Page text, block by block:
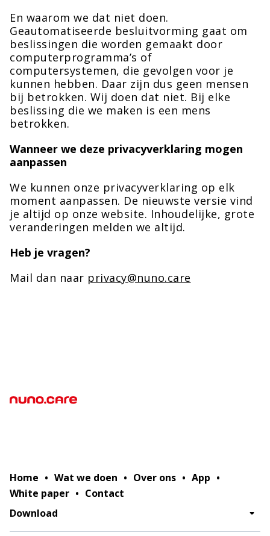
En waarom we dat niet doen.
Geautomatiseerde besluitvorming gaat om
beslissingen die worden gemaakt door
computerprogramma’s of
computersystemen, die gevolgen voor je
kunnen hebben. Daar zijn dus geen mensen
bij betrokken. Wij doen dat niet. Bij elke
beslissing die we maken is een mens
betrokken.
Wanneer we deze privacyverklaring mogen
aanpassen
We kunnen onze privacyverklaring op elk
moment aanpassen. De nieuwste versie vind
je altijd op onze website. Inhoudelijke, grote
veranderingen melden we altijd.
Heb je vragen?
Mail dan naar privacy@nuno.care
Download
Home Wat we doen Over ons
App
White paper
Contact